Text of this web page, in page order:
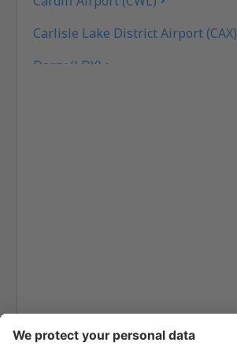
Carlisle Lake District Airport (CAX)
Derry (LDY)